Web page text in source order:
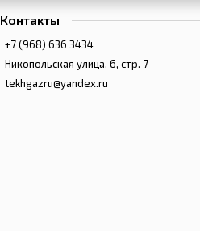
Контакты
+7 (968) 636 3434
Никопольская улица, 6, стр. 7
tekhgazru@yandex.ru